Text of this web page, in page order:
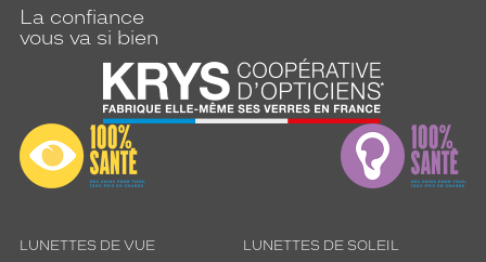
La confiance
vous va si bien
LUNETTES DE VUE LUNETTES DE SOLEIL